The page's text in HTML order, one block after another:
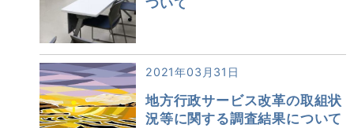
ついて
2021年03月31日
地方行政サービス改革の取組状
況等に関する調査結果について